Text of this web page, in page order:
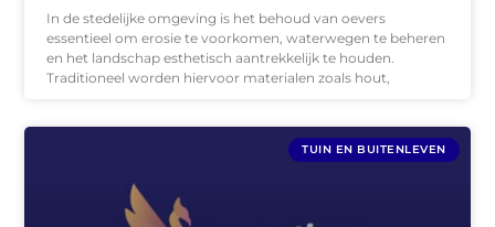
In de stedelijke omgeving is het behoud van oevers
essentieel om erosie te voorkomen, waterwegen te beheren
en het landschap esthetisch aantrekkelijk te houden.
Traditioneel worden hiervoor materialen zoals hout,
TUIN EN BUITENLEVEN